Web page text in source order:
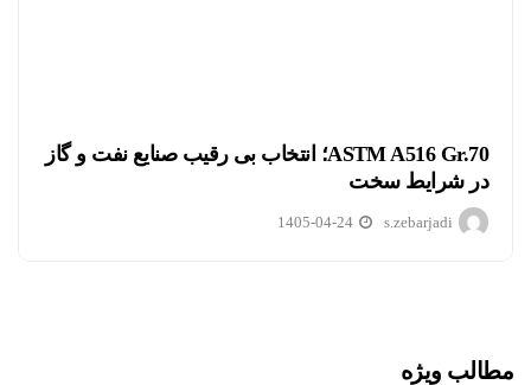
ASTM A516 Gr.70؛ انتخاب بی رقیب صنایع نفت و گاز
در شرایط سخت
s.zebarjadi
1405-04-24
مطالب ویژه